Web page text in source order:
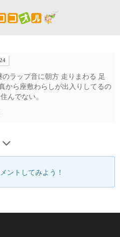
ラップ音に朝方 走りまわる 足
から座敷わらしが出入りしてるの
んでない。
ントしてみよう！